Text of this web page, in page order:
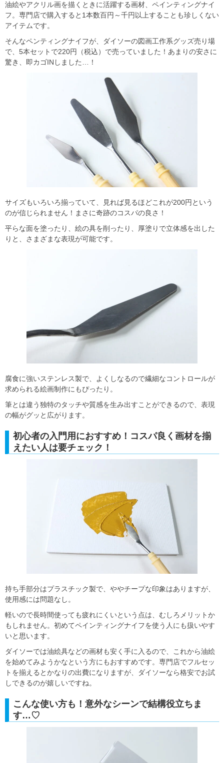
油絵やアクリル画を描くときに活躍する画材、ペインティングナイ
フ。専門店で購入すると1本数百円～千円以上することも珍しくない
アイテムです。
そんなペンティングナイフが、ダイソーの図画工作系グッズ売り場
で、5本セットで220円（税込）で売っていました！あまりの安さに
驚き、即カゴINしました…！
サイズもいろいろ揃っていて、見れば見るほどこれが200円という
のが信じられません！まさに奇跡のコスパの良さ！
平らな面を塗ったり、絵の具を削ったり、厚塗りで立体感を出した
りと、さまざまな表現が可能です。
腐食に強いステンレス製で、よくしなるので繊細なコントロールが
求められる絵画制作にもぴったり。
筆とは違う独特のタッチや質感を生み出すことができるので、表現
の幅がグッと広がります。
初心者の入門用におすすめ！コスパ良く画材を揃
えたい人は要チェック！
持ち手部分はプラスチック製で、ややチープな印象はありますが、
使用感には問題なし。
軽いので長時間使っても疲れにくいという点は、むしろメリットか
もしれません。初めてペインティングナイフを使う人にも扱いやす
いと思います。
ダイソーでは油絵具などの画材も安く手に入るので、これから油絵
を始めてみようかなという方にもおすすめです。専門店でフルセッ
トを揃えるとかなりの出費になりますが、ダイソーなら格安でお試
しできるのが嬉しいですね。
こんな使い方も！意外なシーンで結構役立ちま
す…♡